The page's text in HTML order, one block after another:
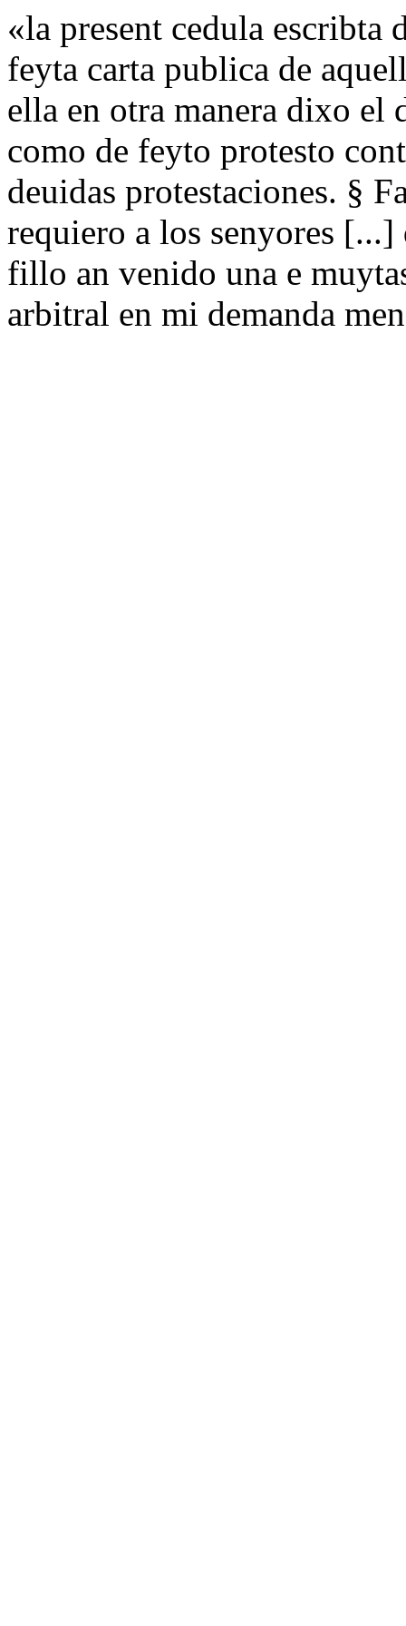
«la present cedula escribta
feyta carta publica de
ella en otra manera dixo el
como de feyto protesto
deuidas protestaciones. §
requiero a los senyores
fillo an venido una e
arbitral en mi demanda